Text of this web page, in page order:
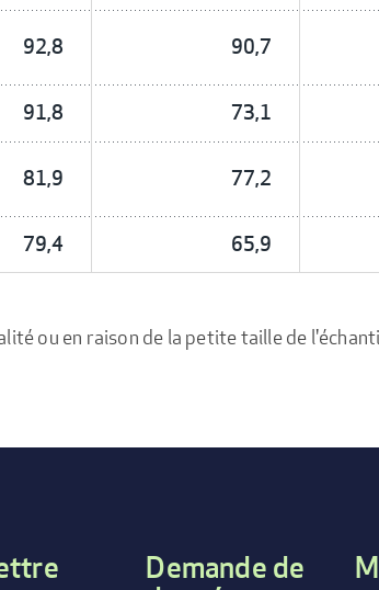
92,8 90,7
91,8 73,1
81,9 77,2
79,4 65,9
ou en raison de la petite taille de
Demande de